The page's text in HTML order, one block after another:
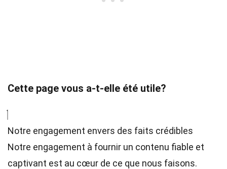
Cette page vous a-t-elle été utile?
Notre engagement envers des faits crédibles
Notre engagement à fournir un contenu fiable et
captivant est au cœur de ce que nous faisons.